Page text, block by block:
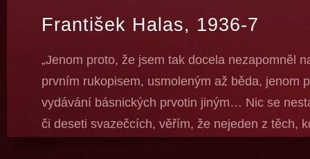
František Halas, 1936-7
„Jenom proto, že jsem tak docela nezapomněl
prvním rukopisem, usmoleným až běda, jenom
vydávání básnických prvotin jiným… Nic se
či deseti svazečcích, věřím, že nejeden z těch,